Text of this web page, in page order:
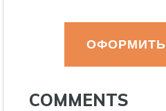
COMMENTS